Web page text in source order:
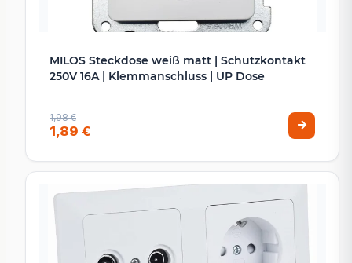
MILOS Steckdose weiß matt | Schutzkontakt
250V 16A | Klemmanschluss | UP Dose
1,98 €
1,89 €